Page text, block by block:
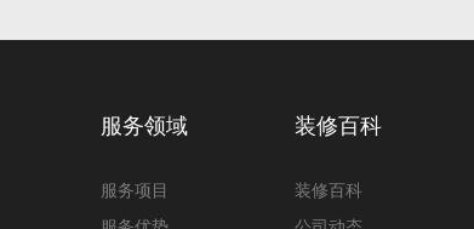
服务领域
服务项目
装修百科
装修百科